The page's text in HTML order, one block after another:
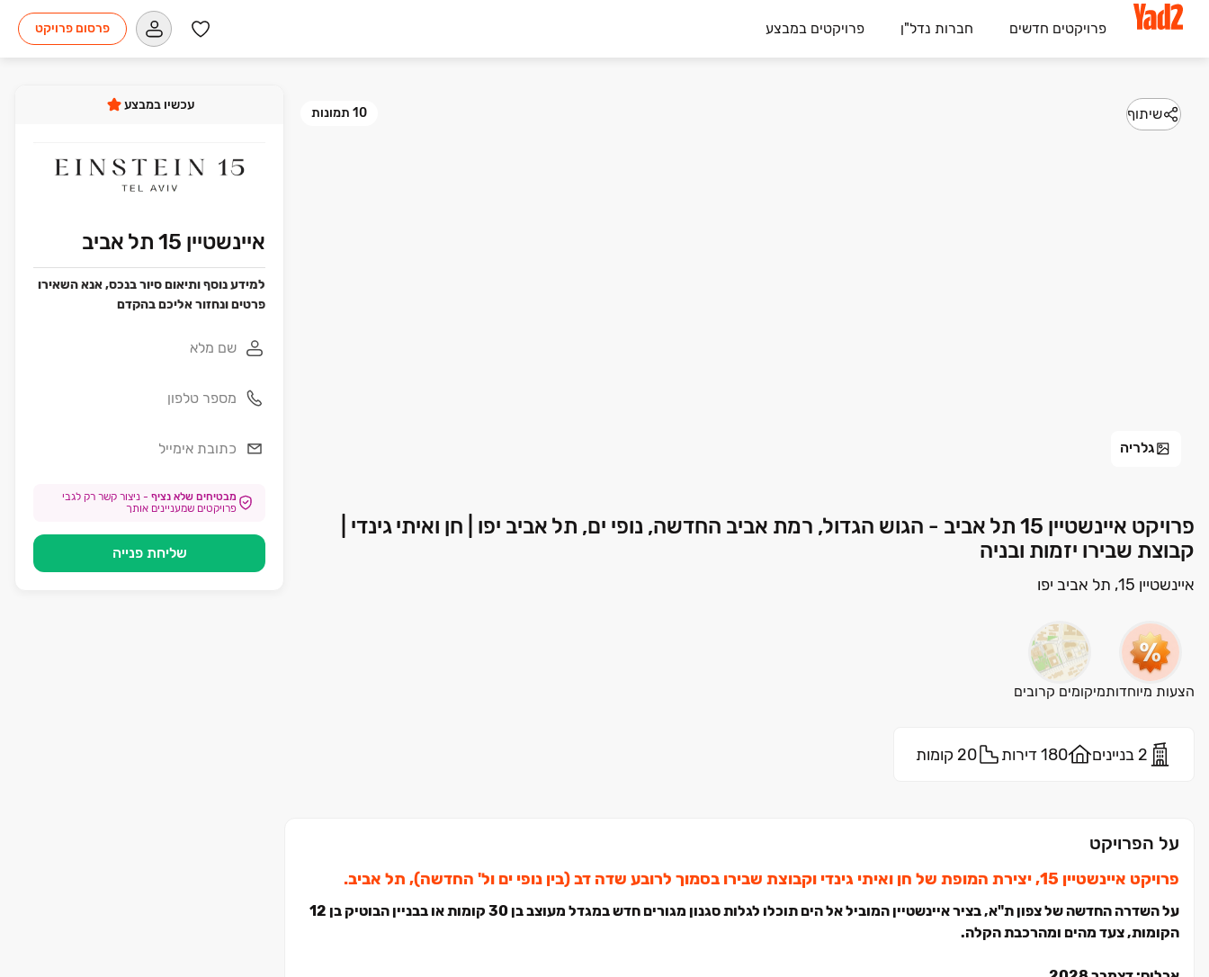
פרויקטים חדשים חברות נדל"ן פרויקטים במבצע פרסום פרויקט
10 תמונות שיתוף
גלריה
פרויקט איינשטיין 15 תל אביב - הגוש הגדול, רמת אביב החדשה, נופי ים, תל אביב יפו | חן ואיתי גינדי |
קבוצת שבירו יזמות ובניה
איינשטיין 15, תל אביב יפו
הצעות מיוחדותמיקומים קרובים
2 בניינים 180 דירות 20 קומות
על הפרויקט
פרויקט איינשטיין ‏15, יצירת המופת של חן ואיתי גינדי וקבוצת שבירו בסמוך לרובע שדה דב (בין נופי ים ול' החדשה), תל אביב.
על השדרה החדשה של צפון ת"א, בציר איינשטיין המוביל אל הים תוכלו לגלות סגנון מגורים חדש במגדל מעוצב בן ‏30 קומות או בבניין הבוטיק בן ‏12
הקומות, צעד מהים ומהרכבת הקלה.
עכשיו במבצע
איינשטיין 15 תל אביב
למידע נוסף ותיאום סיור בנכס, אנא השאירו
פרטים ונחזור אליכם בהקדם
מבטיחים שלא נציף - ניצור קשר רק לגבי
פרויקטים שמעניינים אותך
שליחת פנייה